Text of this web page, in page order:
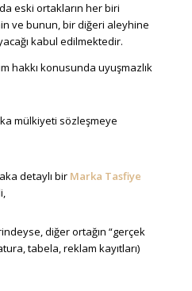
eski ortakların her biri
ve bunun, bir diğeri aleyhine
kabul edilmektedir.
hakkı konusunda uyuşmazlık
mülkiyeti sözleşmeye
detaylı bir Marka Tasfiye
diğer ortağın “gerçek
tabela, reklam kayıtları)